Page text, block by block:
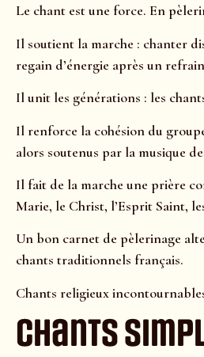
Le chant est une force. En
Il soutient la marche : chanter
regain d’énergie après un
Il unit les générations : les
Il renforce la cohésion du
alors soutenus par la musique
Il fait de la marche une prière
Marie, le Christ, l’Esprit Saint,
Un bon carnet de pèlerinage
chants traditionnels français.
Chants religieux
Chants